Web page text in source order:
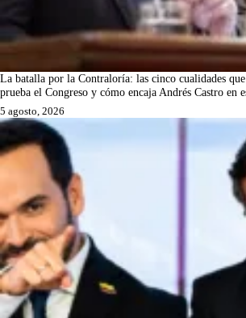
La batalla por la Contraloría: las cinco cualidades
prueba el Congreso y cómo encaja Andrés Castro en
5 agosto, 2026